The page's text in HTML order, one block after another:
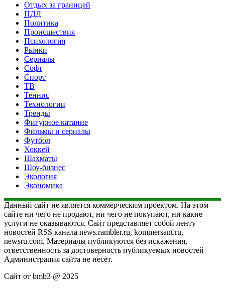
Отдых за границей
ПДД
Политика
Происшествия
Психология
Рынки
Сериалы
Софт
Спорт
ТВ
Теннис
Технологии
Тренды
Фигурное катание
Фильмы и сериалы
Футбол
Хоккей
Шахматы
Шоу-бизнес
Экология
Экономика
Данный сайт не является коммерческим проектом. На этом
сайте ни чего не продают, ни чего не покупают, ни какие
услуги не оказываются. Сайт представляет собой ленту
новостей RSS канала news.rambler.ru, kommersant.ru,
newsru.com. Материалы публикуются без искажения,
ответственность за достоверность публикуемых новостей
Администрация сайта не несёт.
Сайт от bmb3 @ 2025